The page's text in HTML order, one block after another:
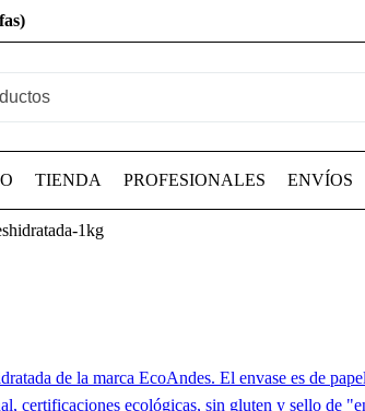
TIENDA PROFESIONALES ENVÍOS
1kg